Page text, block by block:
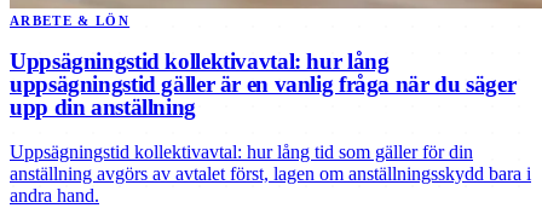
ARBETE & LÖN
Uppsägningstid kollektivavtal: hur lång
uppsägningstid gäller är en vanlig fråga när du säger
upp din anställning
Uppsägningstid kollektivavtal: hur lång tid som gäller för din
anställning avgörs av avtalet först, lagen om anställningsskydd bara i
andra hand.